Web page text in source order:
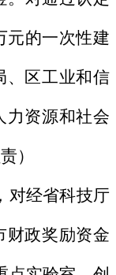
元的一次性建
、区工业和信
力资源和社会
）
对经省科技厅
财政奖励资金